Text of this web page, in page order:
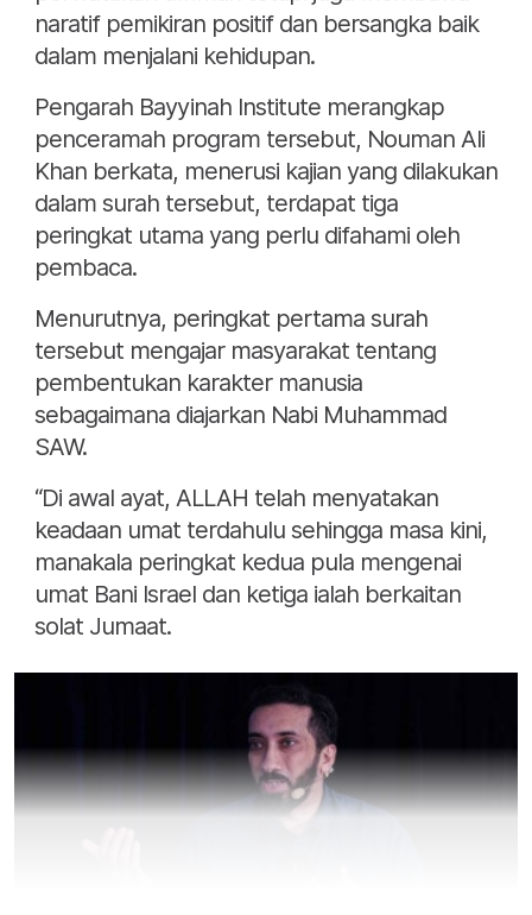
naratif pemikiran positif dan bersangka baik
dalam menjalani kehidupan.
Pengarah Bayyinah Institute merangkap
penceramah program tersebut, Nouman Ali
Khan berkata, menerusi kajian yang dilakukan
dalam surah tersebut, terdapat tiga
peringkat utama yang perlu difahami oleh
pembaca.
Menurutnya, peringkat pertama surah
tersebut mengajar masyarakat tentang
pembentukan karakter manusia
sebagaimana diajarkan Nabi Muhammad
SAW.
“Di awal ayat, ALLAH telah menyatakan
keadaan umat terdahulu sehingga masa kini,
manakala peringkat kedua pula mengenai
umat Bani Israel dan ketiga ialah berkaitan
solat Jumaat.